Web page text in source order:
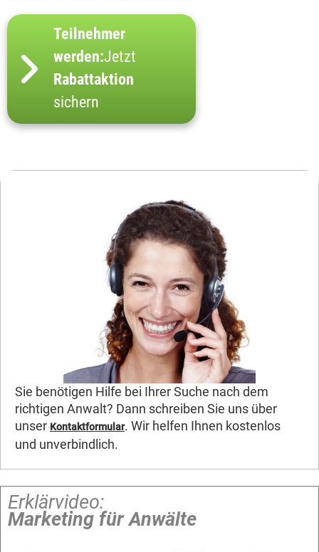
Teilnehmer
werden:Jetzt
Rabattaktion
sichern
Sie benötigen Hilfe bei Ihrer Suche nach dem
richtigen Anwalt? Dann schreiben Sie uns über
unser Kontaktformular. Wir helfen Ihnen kostenlos
und unverbindlich.
Erklärvideo:
Marketing für Anwälte